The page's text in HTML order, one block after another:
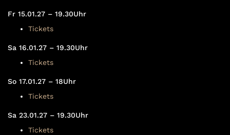
Fr 15.01.27 – 19.30Uhr
Tickets
Sa 16.01.27 – 19.30Uhr
Tickets
So 17.01.27 – 18Uhr
Tickets
Sa 23.01.27 – 19.30Uhr
Tickets